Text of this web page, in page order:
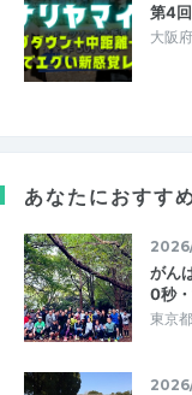
第4
大阪
あなたにおすす
がん
0秒
東京